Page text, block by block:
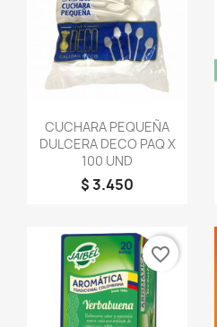
Vista rápida
CUCHARA PEQUEÑA
DULCERA DECO PAQ X
100 UND
$ 3.450
favorite_border